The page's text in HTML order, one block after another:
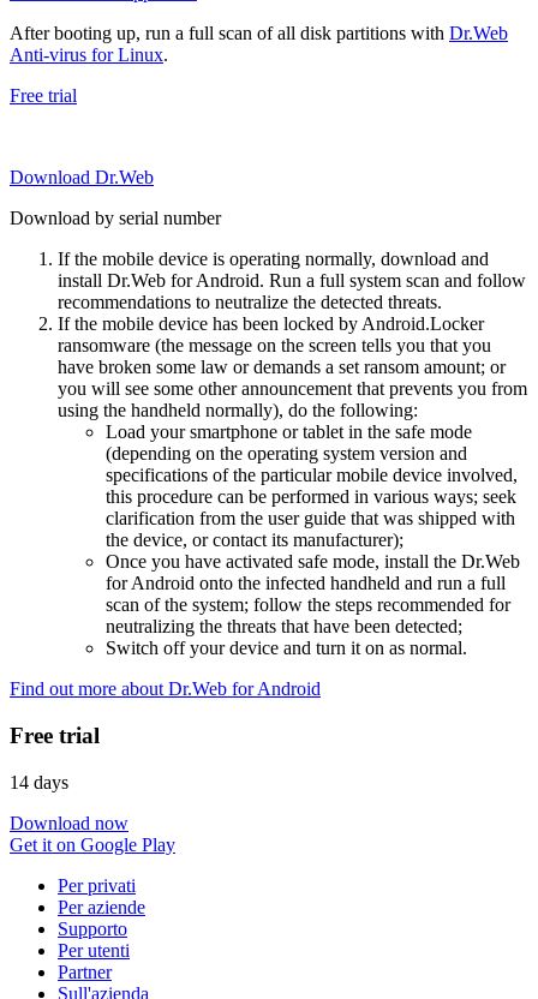
After booting up, run a full scan of all disk partitions with Dr.Web
Anti-virus for Linux.
Free trial
Download Dr.Web
Download by serial number
If the mobile device is operating normally, download and
install Dr.Web for Android. Run a full system scan and follow
recommendations to neutralize the detected threats.
If the mobile device has been locked by Android.Locker
ransomware (the message on the screen tells you that you
have broken some law or demands a set ransom amount; or
you will see some other announcement that prevents you from
using the handheld normally), do the following:
Load your smartphone or tablet in the safe mode
(depending on the operating system version and
specifications of the particular mobile device involved,
this procedure can be performed in various ways; seek
clarification from the user guide that was shipped with
the device, or contact its manufacturer);
Once you have activated safe mode, install the Dr.Web
for Android onto the infected handheld and run a full
scan of the system; follow the steps recommended for
neutralizing the threats that have been detected;
Switch off your device and turn it on as normal.
Find out more about Dr.Web for Android
Free trial
14 days
Download now
Get it on Google Play
Per privati
Per aziende
Supporto
Per utenti
Partner
Sull'azienda